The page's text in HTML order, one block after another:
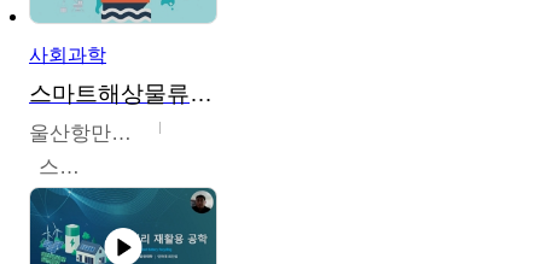
사회과학
스마트해상물류관리사 교육과정2
울산항만공사
스마트해상물류관리사 교육위원회